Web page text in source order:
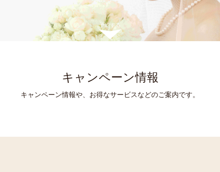
予約する
キャンペーン情報
キャンペーン情報や、お得なサービスなどのご案内です。